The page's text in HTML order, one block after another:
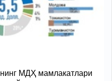
МДҲ мамлакатлари